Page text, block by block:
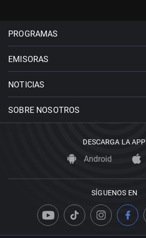
PROGRAMAS
EMISORAS
NOTICIAS
SOBRE NOSOTROS
DESCARGA LA APP
Android
SÍGUENOS EN